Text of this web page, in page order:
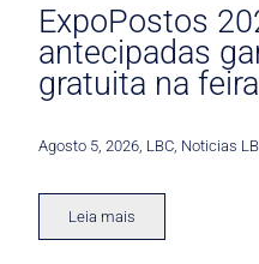
ExpoPostos
antecipadas
gratuita na feira
Agosto 5, 2026 LBC Noticias
Leia mais